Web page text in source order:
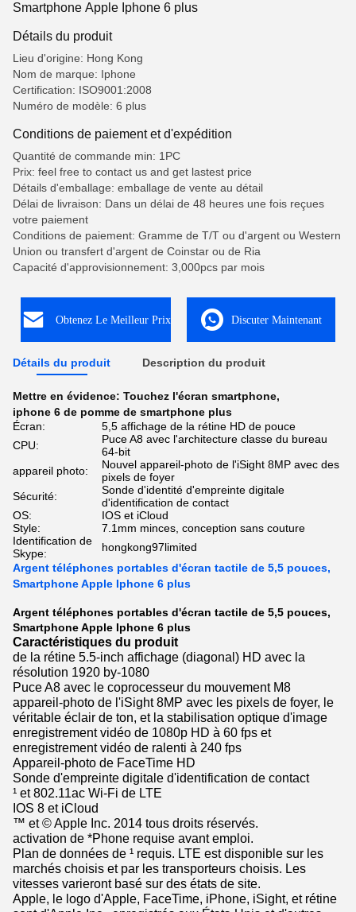
Smartphone Apple Iphone 6 plus
Détails du produit
Lieu d'origine: Hong Kong
Nom de marque: Iphone
Certification: ISO9001:2008
Numéro de modèle: 6 plus
Conditions de paiement et d'expédition
Quantité de commande min: 1PC
Prix: feel free to contact us and get lastest price
Détails d'emballage: emballage de vente au détail
Délai de livraison: Dans un délai de 48 heures une fois reçues
votre paiement
Conditions de paiement: Gramme de T/T ou d'argent ou Western
Union ou transfert d'argent de Coinstar ou de Ria
Capacité d'approvisionnement: 3,000pcs par mois
Obtenez Le Meilleur Prix Discuter Maintenant
Détails du produit Description du produit
Mettre en évidence: Touchez l'écran smartphone,
iphone 6 de pomme de smartphone plus
Écran:
5,5 affichage de la rétine HD de pouce
CPU:
Puce A8 avec l'architecture classe du bureau
64-bit
appareil photo:
Nouvel appareil-photo de l'iSight 8MP avec des
pixels de foyer
Sécurité:
Sonde d'identité d'empreinte digitale
d'identification de contact
OS:
IOS et iCloud
Style:
7.1mm minces, conception sans couture
Identification de
Skype:
hongkong97limited
Argent téléphones portables d'écran tactile de 5,5 pouces,
Smartphone Apple Iphone 6 plus
Argent téléphones portables d'écran tactile de 5,5 pouces,
Smartphone Apple Iphone 6 plus
Caractéristiques du produit
de la rétine 5.5-inch affichage (diagonal) HD avec la
résolution 1920 by-1080
Puce A8 avec le coprocesseur du mouvement M8
appareil-photo de l'iSight 8MP avec les pixels de foyer, le
véritable éclair de ton, et la stabilisation optique d'image
enregistrement vidéo de 1080p HD à 60 fps et
enregistrement vidéo de ralenti à 240 fps
Appareil-photo de FaceTime HD
Sonde d'empreinte digitale d'identification de contact
¹ et 802.11ac Wi-Fi de LTE
IOS 8 et iCloud
™ et © Apple Inc. 2014 tous droits réservés.
activation de *Phone requise avant emploi.
Plan de données de ¹ requis. LTE est disponible sur les
marchés choisis et par les transporteurs choisis. Les
vitesses varieront basé sur des états de site.
Apple, le logo d'Apple, FaceTime, iPhone, iSight, et rétine